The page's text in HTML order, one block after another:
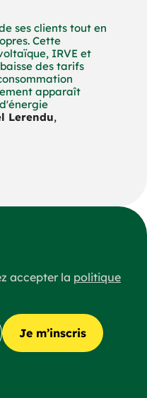
ses clients tout en
Cette
IRVE et
des tarifs
apparaît
Lerendu,
accepter la politique
Je m’inscris